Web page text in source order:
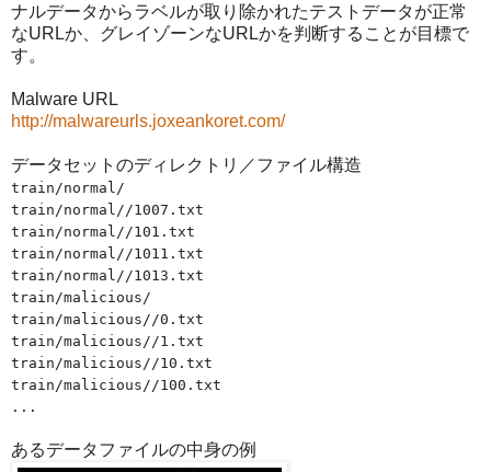
ナルデータからラベルが取り除かれたテストデータが正常
なURLか、グレイゾーンなURLかを判断することが目標で
す。
Malware URL
http://malwareurls.joxeankoret.com/
データセットのディレクトリ／ファイル構造
train/normal/
train/normal//1007.txt
train/normal//101.txt
train/normal//1011.txt
train/normal//1013.txt
train/malicious/
train/malicious//0.txt
train/malicious//1.txt
train/malicious//10.txt
train/malicious//100.txt
...
あるデータファイルの中身の例